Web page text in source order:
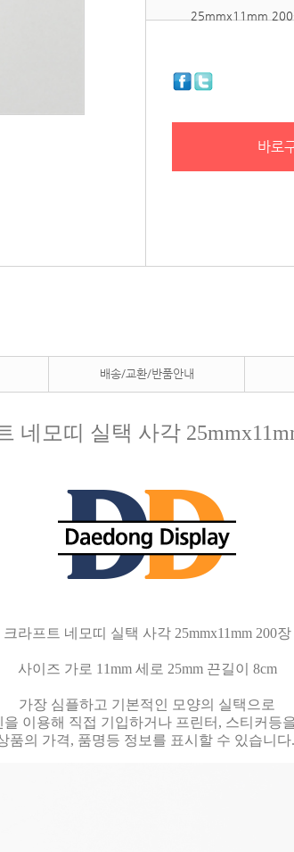
25mmx11mm 200
바로
배송/교환/반품안내
네모띠 실택 사각
크라프트 네모띠 실택 사각 25mmx11mm 200장
사이즈 가로 11mm 세로 25mm 끈길이 8cm
가장 심플하고 기본적인 모양의 실택으로
을 이용해 직접 기입하거나 프린터, 스티커등
품의 가격, 품명등 정보를 표시할 수 있습니다.